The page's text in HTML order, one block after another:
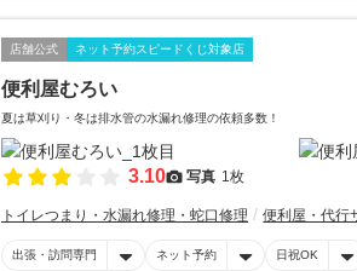
店舗公式 ネット予約スピードくじ対象店
便利屋むろい
夏は草刈り・冬は排水管の水漏れ修理の依頼多数！
3.10 写真 1枚
トイレつまり・水漏れ修理・蛇口修理 便利屋・代行
出張・訪問専門 ネット予約 日祝OK